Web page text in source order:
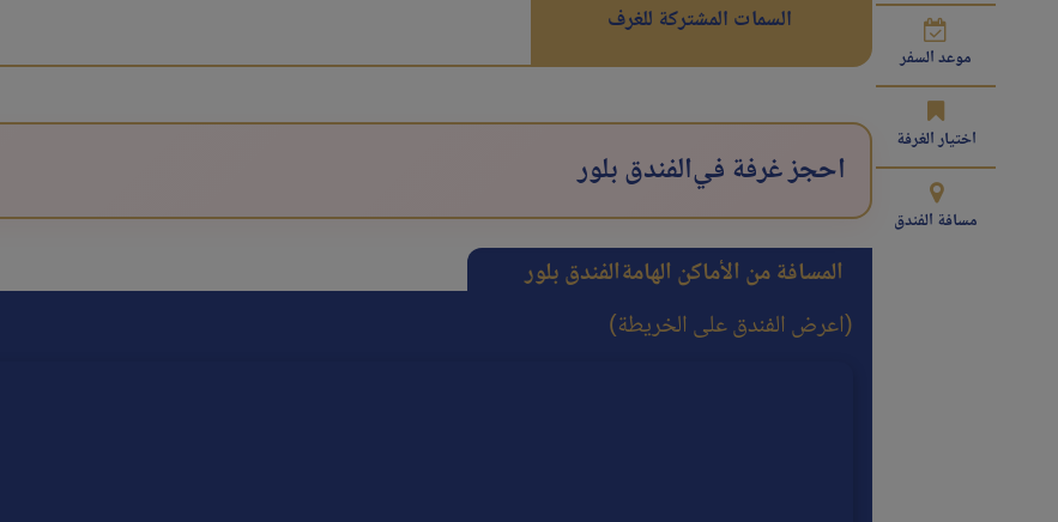
موعد السفر
اختيار الغرفة
مسافة الفندق
السمات المشتركة للغرف
احجز غرفة فيالفندق بلور
المسافة من الأماكن الهامةالفندق بلور
(اعرض الفندق على الخريطة)